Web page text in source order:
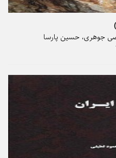
جوهری، حسین پارسا